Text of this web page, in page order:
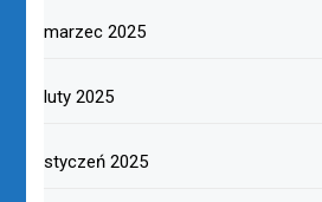
marzec 2025
luty 2025
styczeń 2025